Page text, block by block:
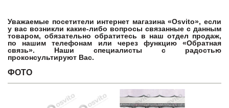
Уважаемые посетители интернет магазина «Osvito», если
у вас возникли какие-либо вопросы связанные с данным
товаром, обязательно обратитесь в наш отдел продаж,
по нашим телефонам или через функцию «Обратная
связь». Наши специалисты с радостью
проконсультируют Вас.
ФОТО